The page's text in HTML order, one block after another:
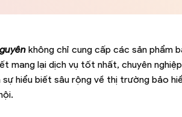
không chỉ cung cấp các sản phẩm
mang lại dịch vụ tốt nhất, chuyên
sự hiểu biết sâu rộng về thị trường bảo